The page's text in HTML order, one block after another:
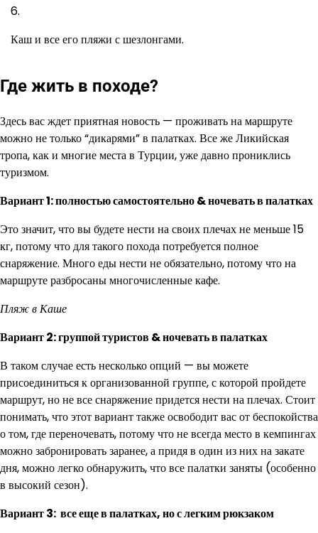
Каш и все его пляжи с шезлонгами.
Где жить в походе?
Здесь вас ждет приятная новость — проживать на маршруте
можно не только “дикарями” в палатках. Все же Ликийская
тропа, как и многие места в Турции, уже давно прониклись
туризмом.
Вариант 1: полностью самостоятельно & ночевать в палатках
Это значит, что вы будете нести на своих плечах не меньше 15
кг, потому что для такого похода потребуется полное
снаряжение. Много еды нести не обязательно, потому что на
маршруте разбросаны многочисленные кафе.
Пляж в Каше
Вариант 2: группой туристов & ночевать в палатках
В таком случае есть несколько опций — вы можете
присоединиться к организованной группе, с которой пройдете
маршрут, но не все снаряжение придется нести на плечах. Стоит
понимать, что этот вариант также освободит вас от беспокойства
о том, где переночевать, потому что не всегда место в кемпингах
можно забронировать заранее, а придя в один из них на закате
дня, можно легко обнаружить, что все палатки заняты (особенно
в высокий сезон).
Вариант 3: все еще в палатках, но с легким рюкзаком